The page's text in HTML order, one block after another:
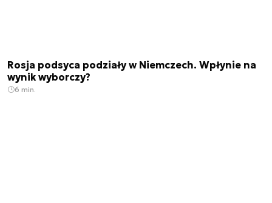
Rosja podsyca podziały w Niemczech. Wpłynie na
wynik wyborczy?
6 min.